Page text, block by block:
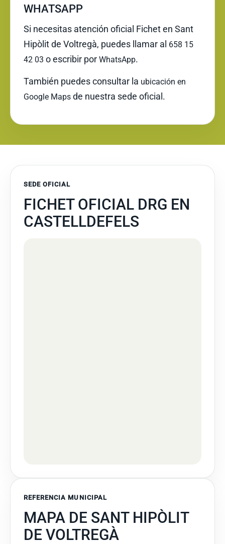
WHATSAPP
Si necesitas atención oficial Fichet en Sant
Hipòlit de Voltregà, puedes llamar al 658 15
42 03 o escribir por WhatsApp.
También puedes consultar la ubicación en
Google Maps de nuestra sede oficial.
SEDE OFICIAL
FICHET OFICIAL DRG EN
CASTELLDEFELS
REFERENCIA MUNICIPAL
MAPA DE SANT HIPÒLIT
DE VOLTREGÀ